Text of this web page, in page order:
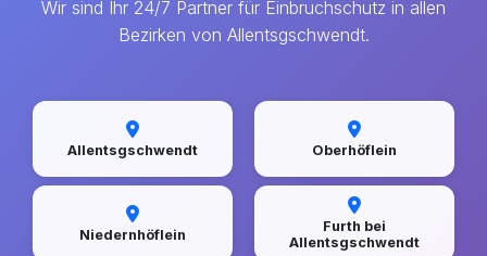
Wir sind Ihr 24/7 Partner für Einbruchschutz in allen
Bezirken von Allentsgschwendt.
Allentsgschwendt Oberhöflein
Niedernhöflein
Furth bei
Allentsgschwendt